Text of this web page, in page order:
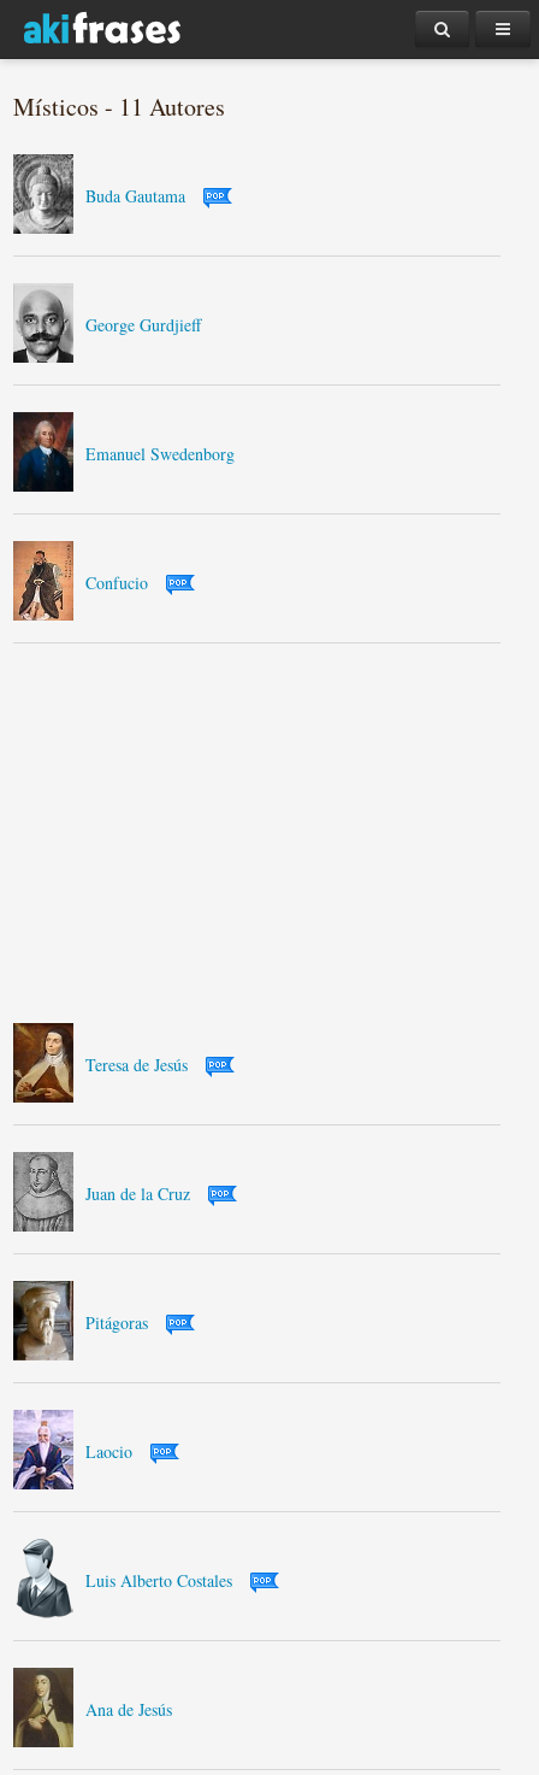
Místicos - 11 Autores
Buda Gautama
George Gurdjieff
Emanuel Swedenborg
Confucio
Teresa de Jesús
Juan de la Cruz
Pitágoras
Laocio
Luis Alberto Costales
Ana de Jesús